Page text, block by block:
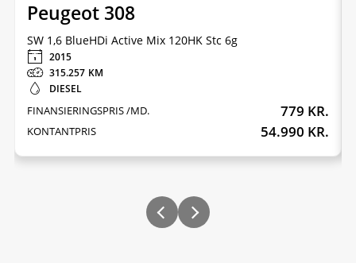
Peugeot 308
SW 1,6 BlueHDi Active Mix 120HK Stc 6g
779 KR.
FINANSIERINGSPRIS /MD.
54.990 KR.
KONTANTPRIS
2015
315.257
DIESEL